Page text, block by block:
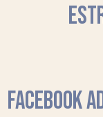
FACEBOOK